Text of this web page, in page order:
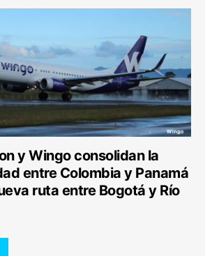
y Wingo consolidan la
entre Colombia y Panamá
ruta entre Bogotá y Río